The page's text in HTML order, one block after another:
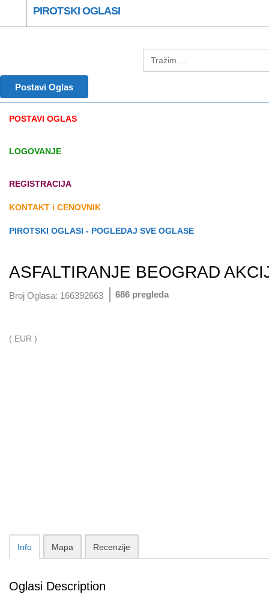
PIROTSKI OGLASI
Postavi Oglas
POSTAVI OGLAS
LOGOVANJE
REGISTRACIJA
KONTAKT i CENOVNIK
PIROTSKI OGLASI - POGLEDAJ SVE OGLASE
ASFALTIRANJE BEOGRAD
Broj Oglasa: 166392663 686 pregleda
( EUR )
Info Mapa Recenzije
Oglasi Description